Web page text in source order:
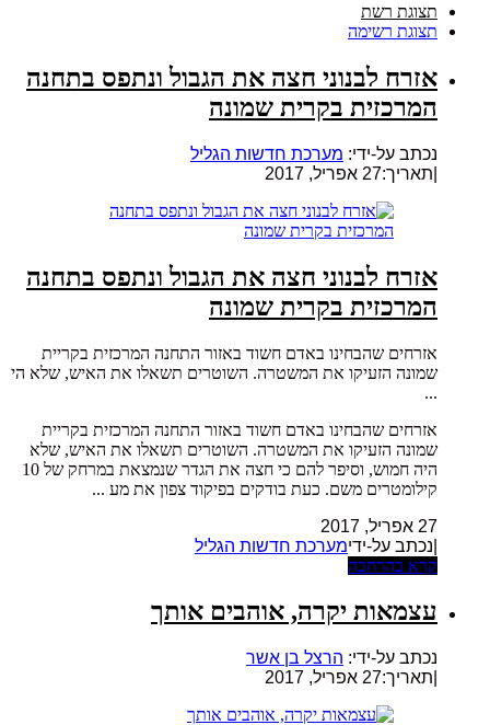
תצוגת רשת
תצוגת רשימה
אזרח לבנוני חצה את הגבול ונתפס בתחנה
המרכזית בקרית שמונה
נכתב על-ידי: מערכת חדשות הגליל
תאריך:27 אפריל, 2017
אזרח לבנוני חצה את הגבול ונתפס בתחנה
המרכזית בקרית שמונה
אזרחים שהבחינו באדם חשוד באזור התחנה המרכזית בקריית
שמונה הזעיקו את המשטרה. השוטרים תשאלו את האיש, שלא הי
...
אזרחים שהבחינו באדם חשוד באזור התחנה המרכזית בקריית
שמונה הזעיקו את המשטרה. השוטרים תשאלו את האיש, שלא
היה חמוש, וסיפר להם כי חצה את הגדר שנמצאת במרחק של 10
קילומטרים משם. כעת בודקים בפיקוד צפון את מע ...
27 אפריל, 2017
|נכתב על-ידימערכת חדשות הגליל
קרא בהרחבה
עצמאות יקרה, אוהבים אותך
נכתב על-ידי: הרצל בן אשר
תאריך:27 אפריל, 2017